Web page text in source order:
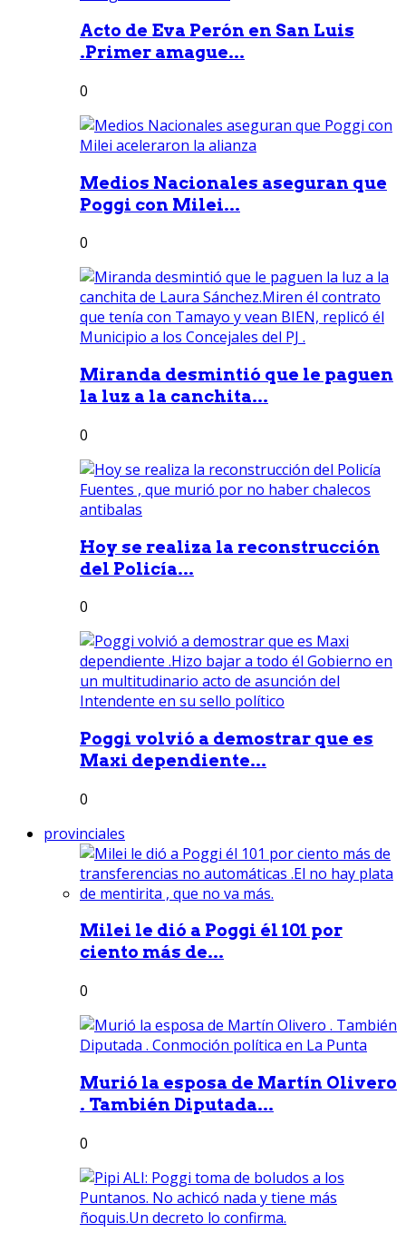
Acto de Eva Perón en San Luis
.Primer amague...
0
Medios Nacionales aseguran que
Poggi con Milei...
0
Miranda desmintió que le paguen
la luz a la canchita...
0
Hoy se realiza la reconstrucción
del Policía...
0
Poggi volvió a demostrar que es
Maxi dependiente...
0
provinciales
Milei le dió a Poggi él 101 por
ciento más de...
0
Murió la esposa de Martín Olivero
. También Diputada...
0